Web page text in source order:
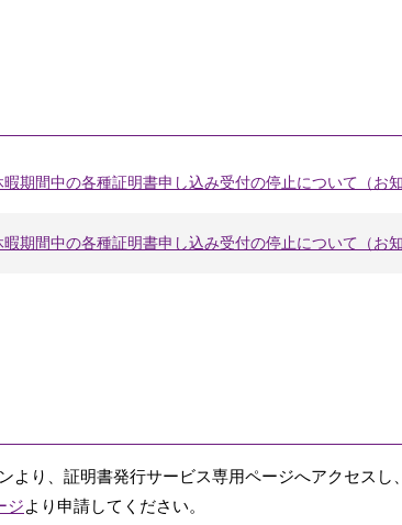
期間中の各種証明書申し込み受付の停止について（お知
期間中の各種証明書申し込み受付の停止について（お知
より、証明書発行サービス専用ページへアクセス
ジより申請してください。